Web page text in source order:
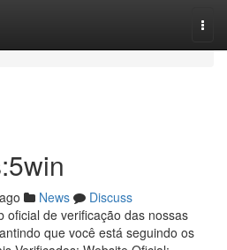
News
Discuss
oficial de verificação das nossas
que você está seguindo os